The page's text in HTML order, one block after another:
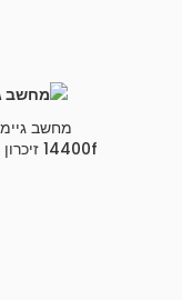
14400f זיכרון 16G כונן ssd 1TB לוח אם ASUS